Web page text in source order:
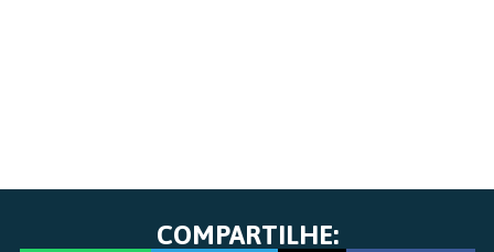
COMPARTILHE: